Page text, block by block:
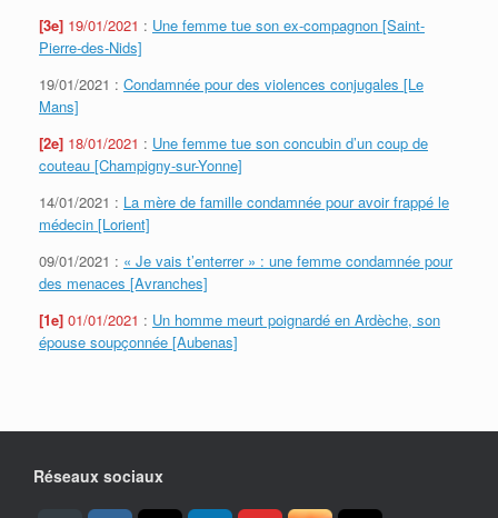
[3e] 19/01/2021 : Une femme tue son ex-compagnon [Saint-
Pierre-des-Nids]
19/01/2021 : Condamnée pour des violences conjugales [Le
Mans]
[2e] 18/01/2021 : Une femme tue son concubin d’un coup de
couteau [Champigny-sur-Yonne]
14/01/2021 : La mère de famille condamnée pour avoir frappé le
médecin [Lorient]
09/01/2021 : « Je vais t’enterrer » : une femme condamnée pour
des menaces [Avranches]
[1e] 01/01/2021 : Un homme meurt poignardé en Ardèche, son
épouse soupçonnée [Aubenas]
Réseaux sociaux